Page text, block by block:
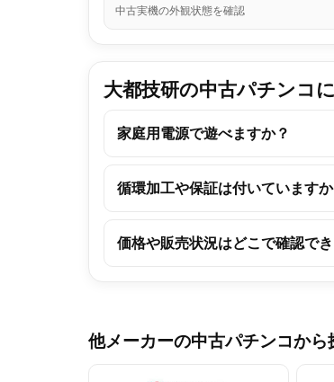
中古実機の外観状態を確認
大都技研の中古パチンコ
家庭用電源で遊べますか？
循環加工や保証は付いていますか
価格や販売状況はどこで確認で
他メーカーの中古パチンコから